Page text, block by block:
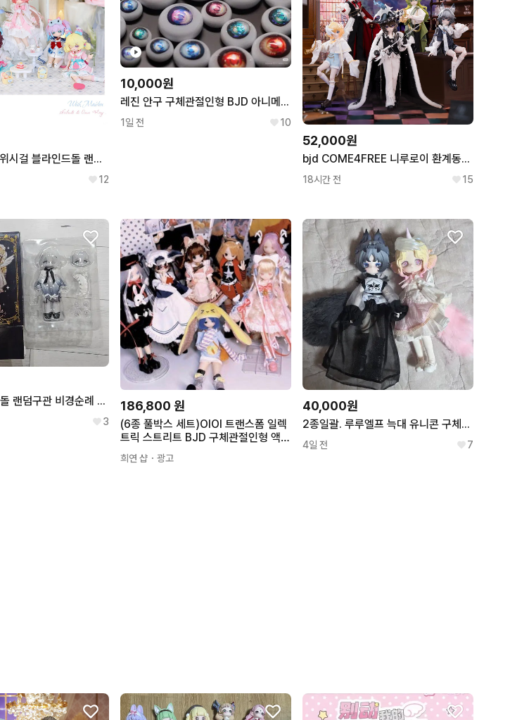
mjd bjd 스타위시걸 블라인드돌 랜덤 구관 인형 구체관절인형 피규어
12
10,000원
레진 안구 구체관절인형 BJD 아니메 2차원 MDD DD MSD SD USD 20mm 18mm 16mm 14mm 12mm 10mm 8mm 랜덤구관
1일 전 10
52,000원
bjd COME4FREE 니루로이 환계동조 블라인드돌 랜덤 구관 인형 구체관절인형 피규어
18시간 전 15
중국 블라인드돌 랜덤구관 비경순례 유유 급처합니다
3
186,800 원
(6종 풀박스 세트)OIOI 트랜스폼 일렉
트릭 스트리트 BJD 구체관절인형 액션
피규어
희연 샵 ・광고
40,000원
2종일괄. 루루엘프 늑대 유니콘 구체관절인형 블라인드돌 랜덤렌덤 구관
4일 전 7